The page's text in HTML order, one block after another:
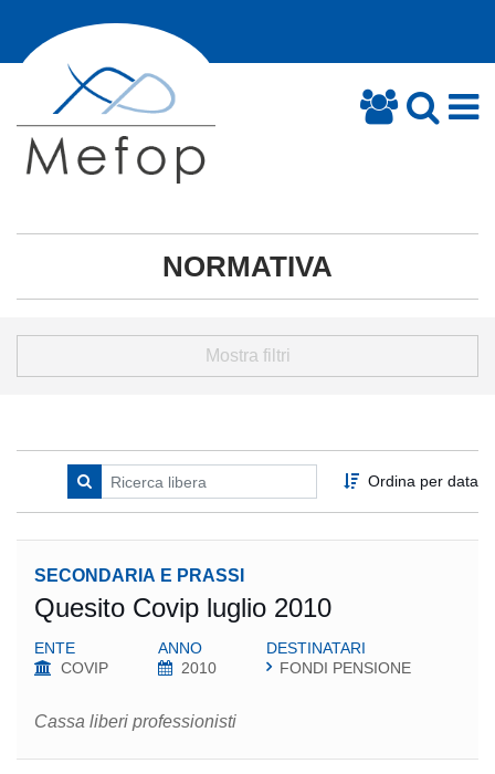
NORMATIVA
Mostra filtri
Ordina per data
SECONDARIA E PRASSI
Quesito Covip luglio 2010
ENTE
COVIP
ANNO
2010
DESTINATARI
FONDI PENSIONE
Cassa liberi professionisti